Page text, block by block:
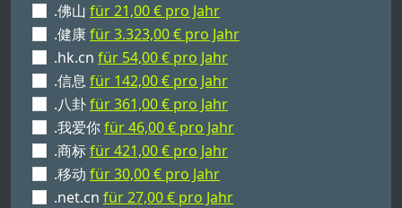
.佛山 für 21,00 € pro Jahr
.健康für 3.323,00 € pro Jahr
.hk.cn für 54,00 € pro Jahr
.信息 für 142,00 € pro Jahr
.八卦für 361,00 € pro Jahr
.我爱你für 46,00 € pro Jahr
.商标für 421,00 € pro Jahr
.移动 für 30,00 € pro Jahr
.net.cn für 27,00 € pro Jahr